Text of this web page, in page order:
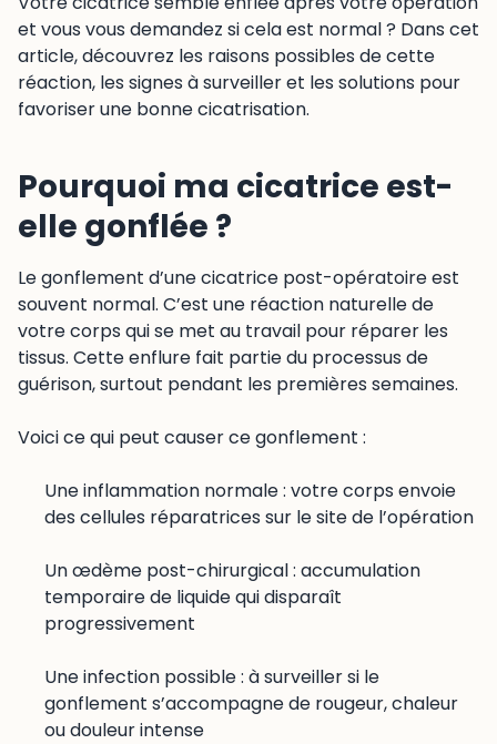
et vous vous demandez si cela est normal ? Dans cet
article, découvrez les raisons possibles de cette
réaction, les signes à surveiller et les solutions pour
favoriser une bonne cicatrisation.
Pourquoi ma cicatrice est-
elle gonflée ?
Le gonflement d’une cicatrice post-opératoire est
souvent normal. C’est une réaction naturelle de
votre corps qui se met au travail pour réparer les
tissus. Cette enflure fait partie du processus de
guérison, surtout pendant les premières semaines.
Voici ce qui peut causer ce gonflement :
Une inflammation normale : votre corps envoie
des cellules réparatrices sur le site de l’opération
Un œdème post-chirurgical : accumulation
temporaire de liquide qui disparaît
progressivement
Une infection possible : à surveiller si le
gonflement s’accompagne de rougeur, chaleur
ou douleur intense